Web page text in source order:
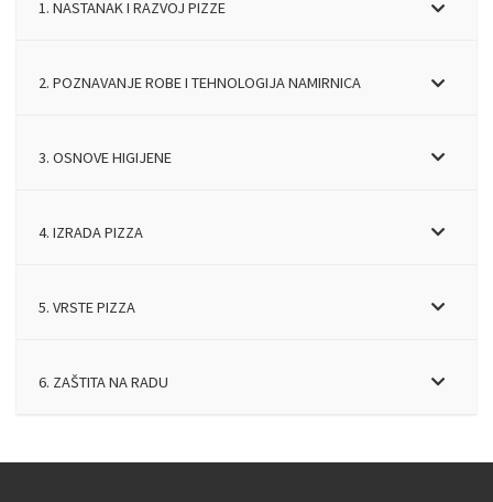
1. NASTANAK I RAZVOJ PIZZE
2. POZNAVANJE ROBE I TEHNOLOGIJA NAMIRNICA
3. OSNOVE HIGIJENE
4. IZRADA PIZZA
5. VRSTE PIZZA
6. ZAŠTITA NA RADU